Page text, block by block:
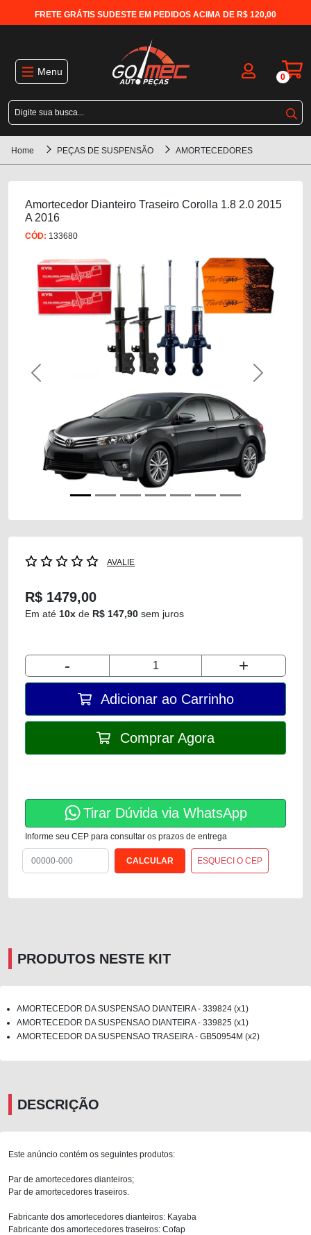
FRETE GRÁTIS SUDESTE EM PEDIDOS ACIMA DE R$ 120,00
Menu 0
Home PEÇAS DE SUSPENSÃO AMORTECEDORES
Amortecedor Dianteiro Traseiro Corolla 1.8 2.0 2015
A 2016
CÓD: 133680
Previous Next
AVALIE
R$ 1479,00
Em até 10x de R$ 147,90 sem juros
- +
Adicionar ao Carrinho
Comprar Agora
Tirar Dúvida via WhatsApp
Informe seu CEP para consultar os prazos de entrega
ESQUECI O CEP
PRODUTOS NESTE KIT
AMORTECEDOR DA SUSPENSAO DIANTEIRA - 339824 (x1)
AMORTECEDOR DA SUSPENSAO DIANTEIRA - 339825 (x1)
AMORTECEDOR DA SUSPENSAO TRASEIRA - GB50954M (x2)
DESCRIÇÃO
Este anúncio contém os seguintes produtos:
Par de amortecedores dianteiros;
Par de amortecedores traseiros.
Fabricante dos amortecedores dianteiros: Kayaba
Fabricante dos amortecedores traseiros: Cofap